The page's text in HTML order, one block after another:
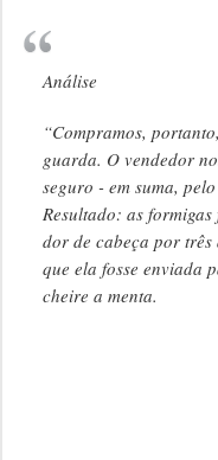
Análise
“Compramos,
guarda. O vendedor
seguro - em suma,
Resultado: as formigas
dor de cabeça por
que ela fosse enviada
cheire a menta.